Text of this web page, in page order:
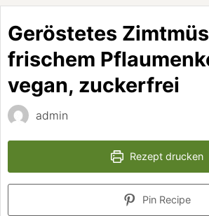
Geröstetes
frischem
vegan, zuckerfrei
admin
Rezept drucken
Pin Recipe